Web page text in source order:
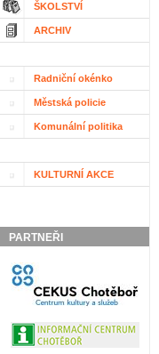
ŠKOLSTVÍ
ARCHIV
Radniční okénko
Městská policie
Komunální politika
KULTURNÍ AKCE
PARTNEŘI